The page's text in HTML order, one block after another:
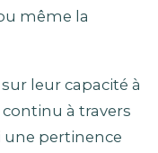
même la
leur capacité à
à travers
une pertinence